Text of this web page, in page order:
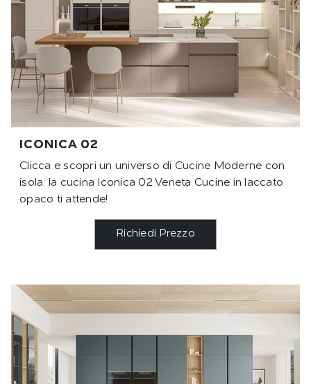
ICONICA 02
Clicca e scopri un universo di Cucine Moderne con
isola: la cucina Iconica 02 Veneta Cucine in laccato
opaco ti attende!
Richiedi Prezzo